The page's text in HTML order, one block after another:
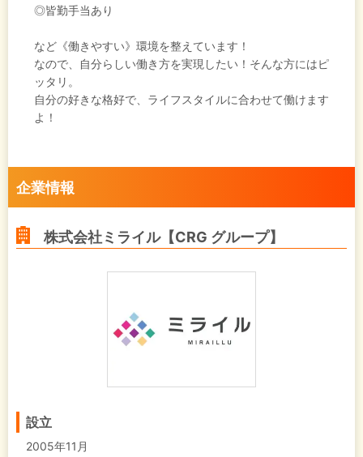
◎皆勤手当あり
など《働きやすい》環境を整えています！
なので、自分らしい働き方を実現したい！そんな方にはピ
ッタリ。
自分の好きな格好で、ライフスタイルに合わせて働けます
よ！
企業情報
株式会社ミライル【CRG グループ】
設立
2005年11月